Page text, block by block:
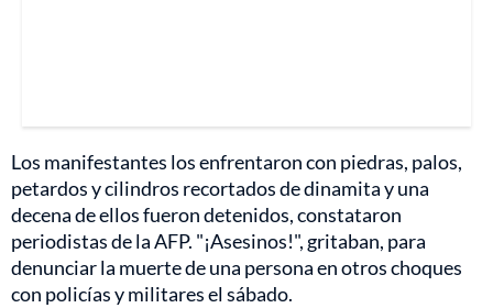
Los manifestantes los enfrentaron con piedras, palos,
petardos y cilindros recortados de dinamita y una
decena de ellos fueron detenidos, constataron
periodistas de la AFP. "¡Asesinos!", gritaban, para
denunciar la muerte de una persona en otros choques
con policías y militares el sábado.